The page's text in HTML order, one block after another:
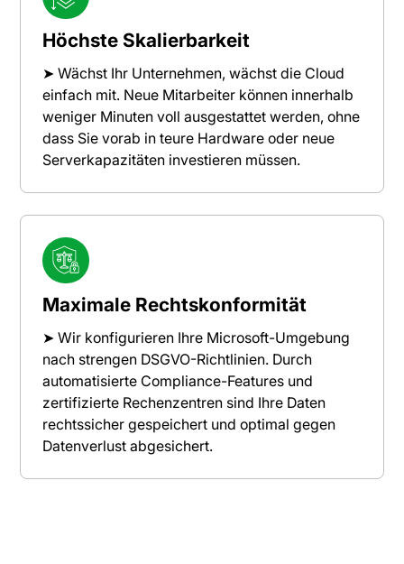
Höchste Skalierbarkeit
➤ Wächst Ihr Unternehmen, wächst die Cloud
einfach mit. Neue Mitarbeiter können innerhalb
weniger Minuten voll ausgestattet werden, ohne
dass Sie vorab in teure Hardware oder neue
Serverkapazitäten investieren müssen.
Maximale Rechtskonformität
➤ Wir konfigurieren Ihre Microsoft-Umgebung
nach strengen DSGVO-Richtlinien. Durch
automatisierte Compliance-Features und
zertifizierte Rechenzentren sind Ihre Daten
rechtssicher gespeichert und optimal gegen
Datenverlust abgesichert.